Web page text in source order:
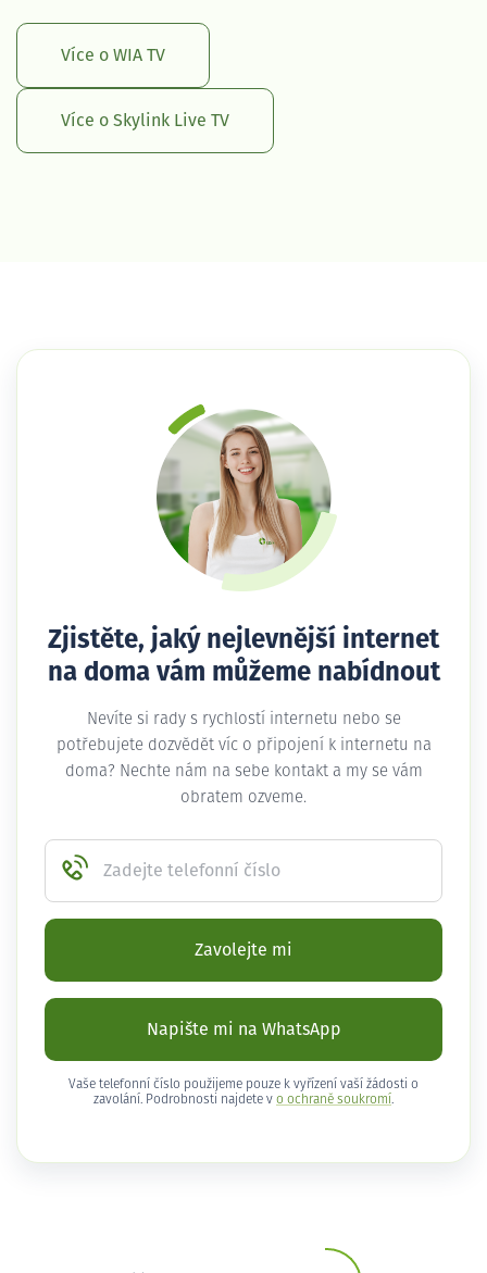
Více o WIA TV
Více o Skylink Live TV
Zjistěte, jaký nejlevnější internet
na doma vám můžeme nabídnout
Nevíte si rady s rychlostí internetu nebo se
potřebujete dozvědět víc o připojení k internetu na
doma? Nechte nám na sebe kontakt a my se vám
obratem ozveme.
Zadejte telefonní číslo
Zavolejte mi
Napište mi na WhatsApp
Vaše telefonní číslo použijeme pouze k vyřízení vaší žádosti o
zavolání. Podrobnosti najdete v o ochraně soukromí .